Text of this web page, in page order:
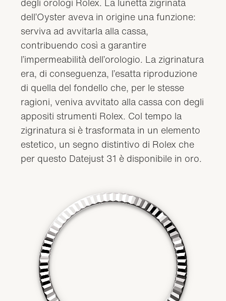
degli orologi Rolex. La lunetta zigrinata
dell’Oyster aveva in origine una funzione:
serviva ad avvitarla alla cassa,
contribuendo così a garantire
l’impermeabilità dell’orologio. La zigrinatura
era, di conseguenza, l’esatta riproduzione
di quella del fondello che, per le stesse
ragioni, veniva avvitato alla cassa con degli
appositi strumenti Rolex. Col tempo la
zigrinatura si è trasformata in un elemento
estetico, un segno distintivo di Rolex che
per questo Datejust 31 è disponibile in oro.